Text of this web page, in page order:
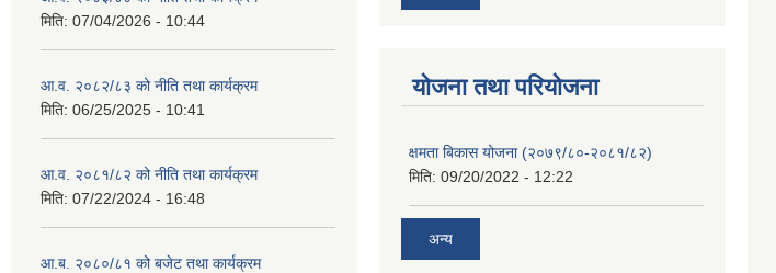
मिति: 07/04/2026 - 10:44
आ.व. २०८२/८३ को नीति तथा कार्यक्रम
मिति: 06/25/2025 - 10:41
आ.व. २०८१/८२ को नीति तथा कार्यक्रम
मिति: 07/22/2024 - 16:48
आ.ब. २०८०/८१ को बजेट तथा कार्यक्रम
याेजना तथा परियाेजना
क्षमता बिकास योजना (२०७९/८०-२०८१/८२)
मिति: 09/20/2022 - 12:22
अन्य